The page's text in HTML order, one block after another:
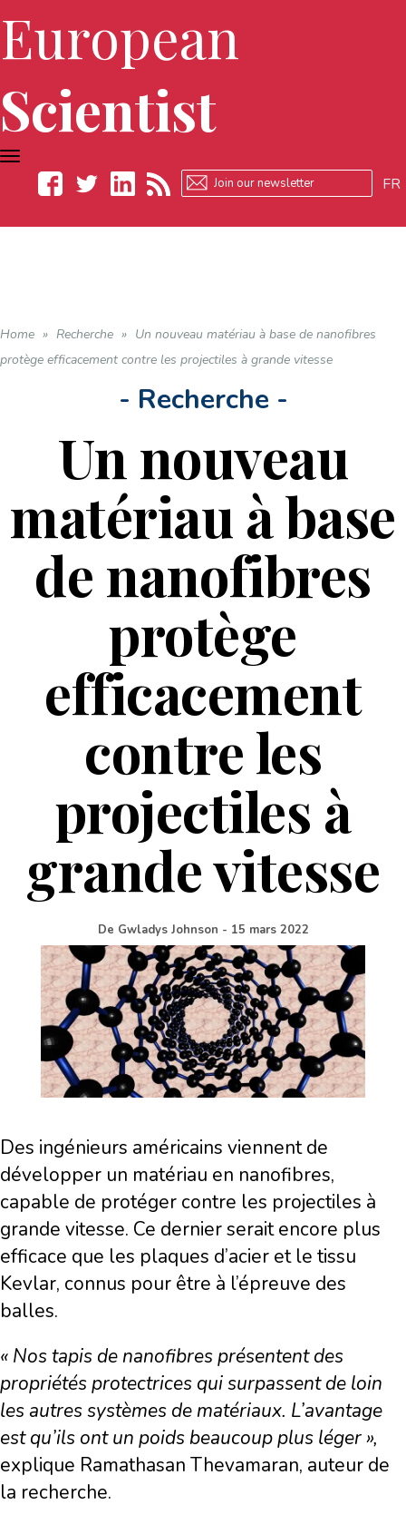
European
Scientist
FR
TOGGLE
NAVIGATION
Home » Recherche » Un nouveau matériau à base de nanofibres
protège efficacement contre les projectiles à grande vitesse
- Recherche -
Un nouveau
matériau à base
de nanofibres
protège
efficacement
contre les
projectiles à
grande vitesse
De Gwladys Johnson - 15 mars 2022
Des ingénieurs américains viennent de
développer un matériau en nanofibres,
capable de protéger contre les projectiles à
grande vitesse. Ce dernier serait encore plus
efficace que les plaques d’acier et le tissu
Kevlar, connus pour être à l’épreuve des
balles.
« Nos tapis de nanofibres présentent des
propriétés protectrices qui surpassent de loin
les autres systèmes de matériaux. L’avantage
est qu’ils ont un poids beaucoup plus léger »,
explique Ramathasan Thevamaran, auteur de
la recherche.